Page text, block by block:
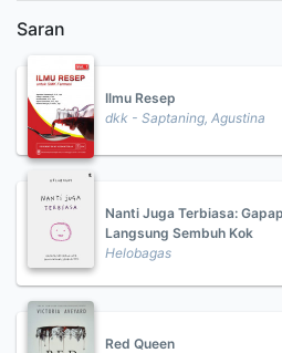
Saran
Ilmu Resep
dkk - Saptaning, Agustina
Nanti Juga Terbiasa:
Langsung Sembuh Kok
Helobagas
Red Queen